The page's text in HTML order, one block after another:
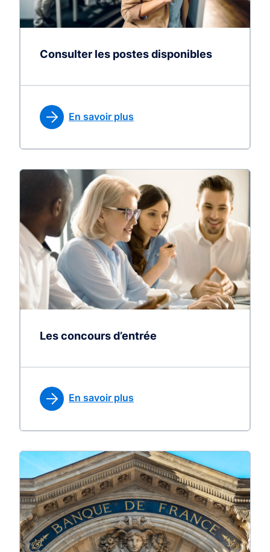
Consulter les postes disponibles
En savoir plus
Les concours d’entrée
En savoir plus